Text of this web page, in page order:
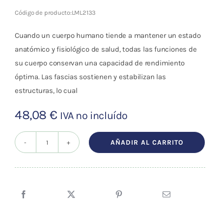
clínico
Material de
enseñanza
OFERTAS
Código de producto:LML2133
Cuando un cuerpo humano tiende a mantener un estado
anatómico y fisiológico de salud, todas las funciones de
su cuerpo conservan una capacidad de rendimiento
óptima. Las fascias sostienen y estabilizan las
estructuras, lo cual
48,08 € IVA no incluído
cantidad
AÑADIR AL CARRITO